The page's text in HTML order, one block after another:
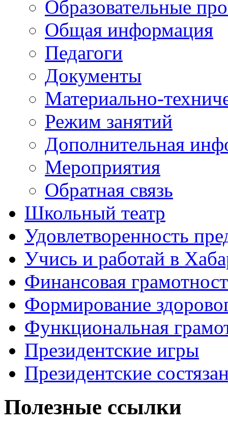
Образовательные
Общая информация
Педагоги
Документы
Материально-
Режим занятий
Дополнительная
Мероприятия
Обратная связь
Школьный театр
Удовлетворенность
Учись и работай в
Финансовая
Формирование
Функциональная
Президентские игры
Президентские
Полезные ссылки